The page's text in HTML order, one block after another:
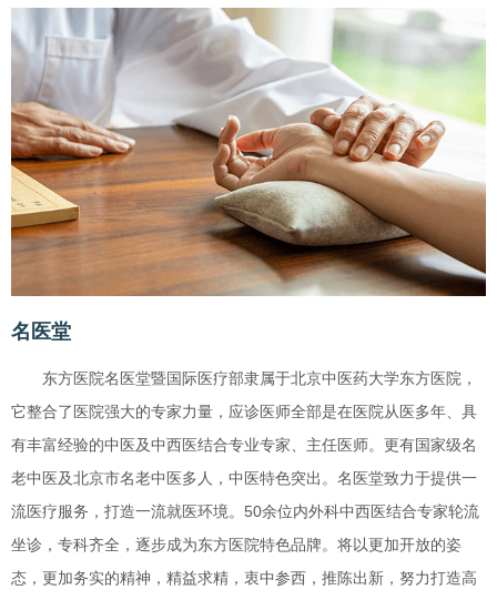
名医堂
东方医院名医堂暨国际医疗部隶属于北京中医药大学东方医院，
它整合了医院强大的专家力量，应诊医师全部是在医院从医多年、具
有丰富经验的中医及中西医结合专业专家、主任医师。更有国家级名
老中医及北京市名老中医多人，中医特色突出。名医堂致力于提供一
流医疗服务，打造一流就医环境。50余位内外科中西医结合专家轮流
坐诊，专科齐全，逐步成为东方医院特色品牌。将以更加开放的姿
态，更加务实的精神，精益求精，衷中参西，推陈出新，努力打造高